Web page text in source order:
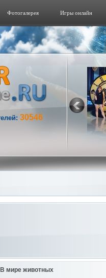
Фотогалерeя Игры онлайн
30546
В мире животных